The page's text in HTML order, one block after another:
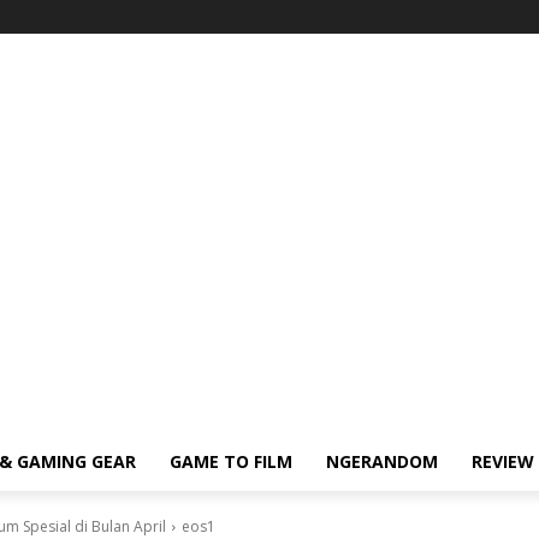
GAMING GEAR GAME TO FILM NGERANDOM REVIEW
Spesial di Bulan April eos1